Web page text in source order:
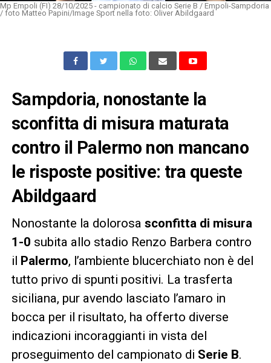
Mp Empoli (FI) 28/10/2025 - campionato di calcio Serie B / Empoli-Sampdoria
/ foto Matteo Papini/Image Sport nella foto: Oliver Abildgaard
Sampdoria, nonostante la
sconfitta di misura maturata
contro il Palermo non mancano
le risposte positive: tra queste
Abildgaard
Nonostante la dolorosa sconfitta di misura
1-0 subita allo stadio Renzo Barbera contro
il Palermo, l’ambiente blucerchiato non è del
tutto privo di spunti positivi. La trasferta
siciliana, pur avendo lasciato l’amaro in
bocca per il risultato, ha offerto diverse
indicazioni incoraggianti in vista del
proseguimento del campionato di Serie B.